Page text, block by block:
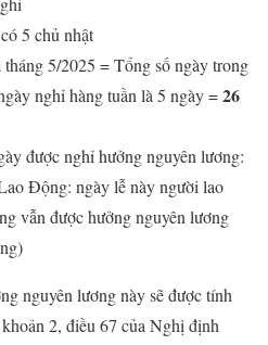
5 chủ nhật
5/2025 = Tổng số ngày trong
nghỉ hàng tuần là 5 ngày =26
được nghỉ hưởng nguyên lương:
Động: ngày lễ này người lao
vẫn được hưởng nguyên lương
nguyên lương này sẽ được tính
2, điều 67 của Nghị định